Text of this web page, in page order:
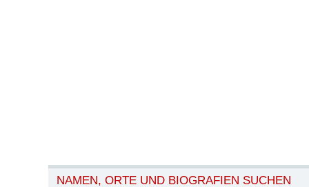
NAMEN, ORTE UND BIOGRAFIEN SUCHEN